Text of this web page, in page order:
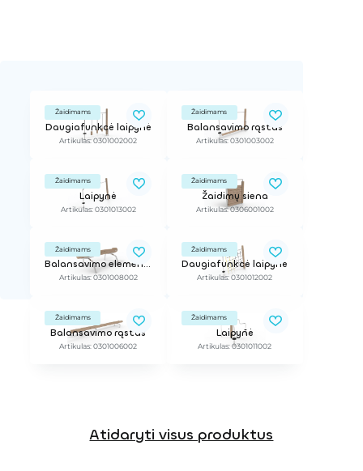
Žaidimams
Daugiafunkcė laipynė
Artikulas: 0301002002
Žaidimams
Balansavimo rąstas
Artikulas: 0301003002
Žaidimams
Laipynė
Artikulas: 0301013002
Žaidimams
Žaidimų siena
Artikulas: 0306001002
Žaidimams
Balansavimo elementas
Artikulas: 0301008002
Žaidimams
Daugiafunkcė laipynė
Artikulas: 0301012002
Žaidimams
Balansavimo rąstas
Artikulas: 0301006002
Žaidimams
Laipynė
Artikulas: 0301011002
Atidaryti visus produktus